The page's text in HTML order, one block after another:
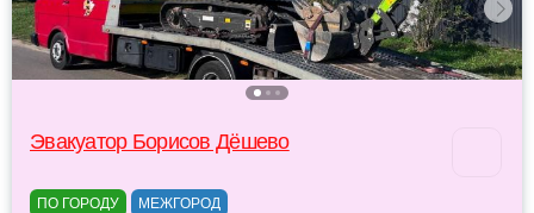
Эвакуатор Борисов Дёшево
ПО ГОРОДУ МЕЖГОРОД